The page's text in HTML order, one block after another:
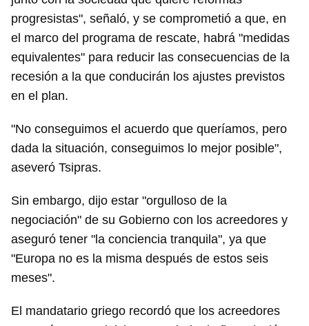
progresistas", señaló, y se comprometió a que, en
el marco del programa de rescate, habrá "medidas
equivalentes" para reducir las consecuencias de la
recesión a la que conducirán los ajustes previstos
en el plan.
"No conseguimos el acuerdo que queríamos, pero
dada la situación, conseguimos lo mejor posible",
aseveró Tsipras.
Sin embargo, dijo estar "orgulloso de la
negociación" de su Gobierno con los acreedores y
aseguró tener "la conciencia tranquila", ya que
"Europa no es la misma después de estos seis
meses".
El mandatario griego recordó que los acreedores